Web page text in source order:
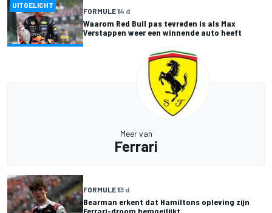
UITGELICHT
FORMULE 14 d
Waarom Red Bull pas tevreden is als Max
Verstappen weer een winnende auto heeft
Meer van
Ferrari
FORMULE 13 d
Bearman erkent dat Hamiltons opleving zijn
Ferrari-droom bemoeilijkt